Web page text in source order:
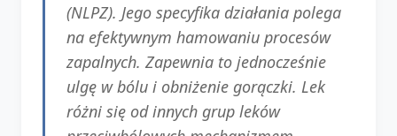
(NLPZ). Jego specyfika działania polega
na efektywnym hamowaniu procesów
zapalnych. Zapewnia to jednocześnie
ulgę w bólu i obniżenie gorączki. Lek
różni się od innych grup leków